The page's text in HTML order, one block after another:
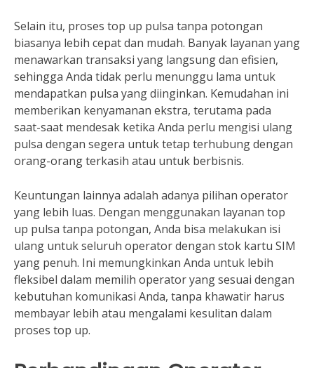
Selain itu, proses top up pulsa tanpa potongan
biasanya lebih cepat dan mudah. Banyak layanan yang
menawarkan transaksi yang langsung dan efisien,
sehingga Anda tidak perlu menunggu lama untuk
mendapatkan pulsa yang diinginkan. Kemudahan ini
memberikan kenyamanan ekstra, terutama pada
saat-saat mendesak ketika Anda perlu mengisi ulang
pulsa dengan segera untuk tetap terhubung dengan
orang-orang terkasih atau untuk berbisnis.
Keuntungan lainnya adalah adanya pilihan operator
yang lebih luas. Dengan menggunakan layanan top
up pulsa tanpa potongan, Anda bisa melakukan isi
ulang untuk seluruh operator dengan stok kartu SIM
yang penuh. Ini memungkinkan Anda untuk lebih
fleksibel dalam memilih operator yang sesuai dengan
kebutuhan komunikasi Anda, tanpa khawatir harus
membayar lebih atau mengalami kesulitan dalam
proses top up.